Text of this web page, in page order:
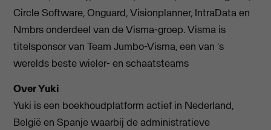
Circle Software, Onguard, Visionplanner, IntraData en
Nmbrs onderdeel van de Visma-groep. Visma is
titelsponsor van Team Jumbo-Visma, een van 's
werelds beste wieler- en schaatsteams
Over Yuki
Yuki is een boekhoudplatform actief in Nederland,
België en Spanje waarbij de administratieve